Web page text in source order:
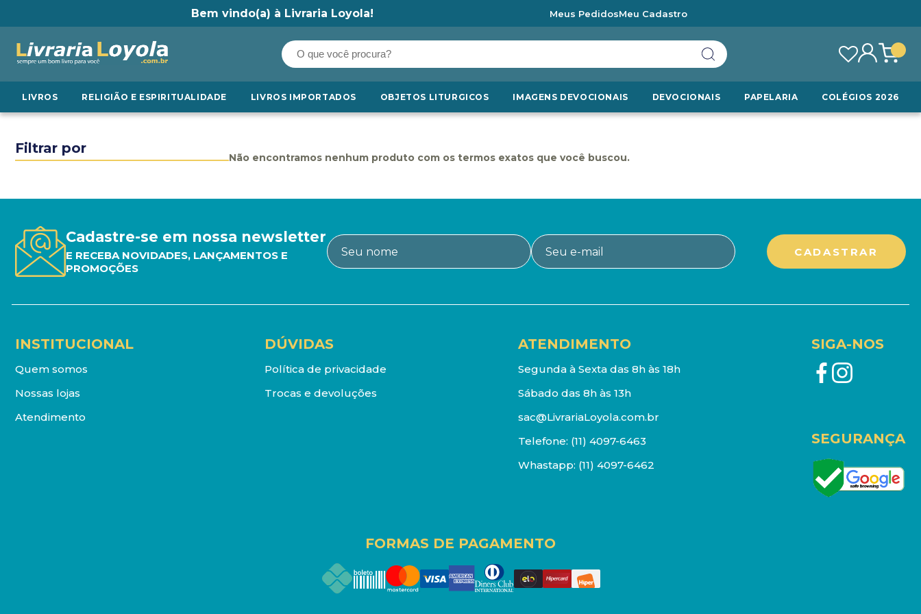
Bem vindo(a) à Livraria Loyola! Meus PedidosMeu Cadastro
LIVROS RELIGIÃO E ESPIRITUALIDADE LIVROS IMPORTADOS OBJETOS LITURGICOS IMAGENS DEVOCIONAIS DEVOCIONAIS PAPELARIA COLÉGIOS 2026
Filtrar por
Não encontramos nenhum produto com os termos exatos que você buscou.
Cadastre-se em nossa newsletter
E RECEBA NOVIDADES, LANÇAMENTOS E
PROMOÇÕES
INSTITUCIONAL
Quem somos
Nossas lojas
Atendimento
DÚVIDAS
Política de privacidade
Trocas e devoluções
ATENDIMENTO
Segunda à Sexta das 8h às 18h
Sábado das 8h às 13h
sac@LivrariaLoyola.com.br
Telefone: (11) 4097-6463
Whastapp: (11) 4097-6462
SIGA-NOS
SEGURANÇA
FORMAS DE PAGAMENTO